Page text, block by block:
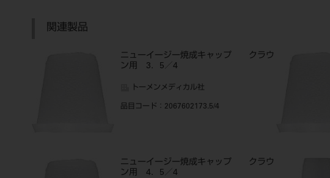
関連製品
ニューイージー焼成キャップ クラウ
ン用 3．5／4
トーメンメディカル社
品目コード ：2067602173.5/4
ニューイージー焼成キャップ クラウ
ン用 4．5／4